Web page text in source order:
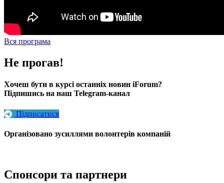
Вся програма
Не прогав!
Хочеш бути в курсі останніх новин iForum?
Підпишись на наш Telegram-канал
Підписатися
Організовано зусиллями волонтерів компаній
Спонсори та партнери